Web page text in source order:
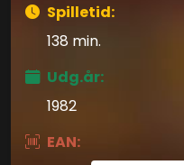
Spilletid:
138 min.
Udg.år:
1982
EAN: